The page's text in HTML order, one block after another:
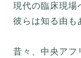
現代の臨床現場
彼らは知る由も
昔々、中央アフ